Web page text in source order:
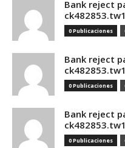
Bank reject
0 Publicaciones
Bank reject
0 Publicaciones
Bank reject
0 Publicaciones